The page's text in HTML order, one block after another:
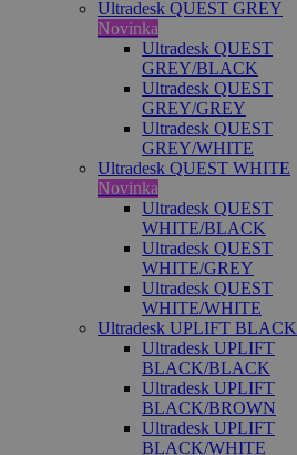
Ultradesk QUEST GREY
Novinka
Ultradesk QUEST
GREY/BLACK
Ultradesk QUEST
GREY/GREY
Ultradesk QUEST
GREY/WHITE
Ultradesk QUEST WHITE
Novinka
Ultradesk QUEST
WHITE/BLACK
Ultradesk QUEST
WHITE/GREY
Ultradesk QUEST
WHITE/WHITE
Ultradesk UPLIFT BLACK
Ultradesk UPLIFT
BLACK/BLACK
Ultradesk UPLIFT
BLACK/BROWN
Ultradesk UPLIFT
BLACK/WHITE